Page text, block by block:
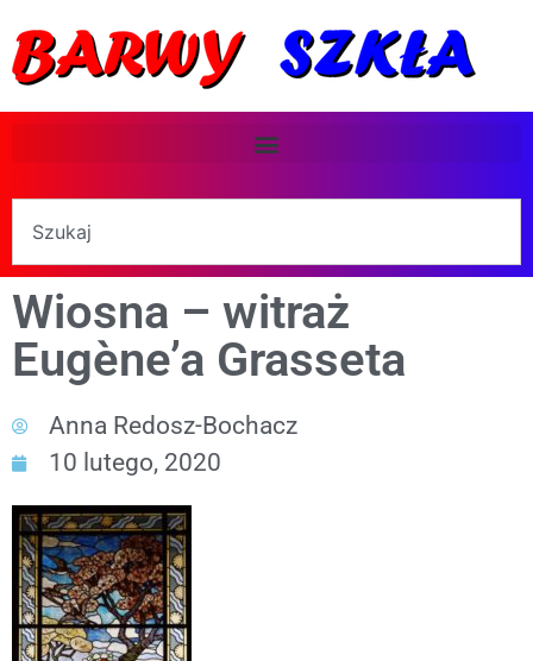
Wiosna – witraż
Eugène’a Grasseta
Anna Redosz-Bochacz
10 lutego, 2020